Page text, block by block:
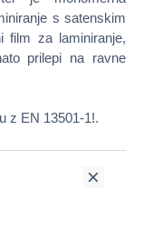
s satenskim
film za laminiranje,
prilepi na ravne
z EN 13501-1!.